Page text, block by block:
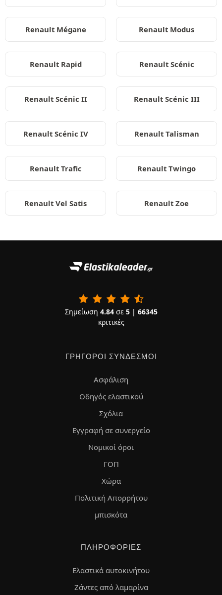
Renault Mégane Renault Modus
Renault Rapid Renault Scénic
Renault Scénic II Renault Scénic III
Renault Scénic IV Renault Talisman
Renault Trafic Renault Twingo
Renault Vel Satis Renault Zoe
Σημείωση 4.84σε 5| 66345
κριτικές
ΓΡΉΓΟΡΟΙ ΣΎΝΔΕΣΜΟΙ
Ασφάλιση
Οδηγός ελαστικού
Σχόλια
Εγγραφή σε συνεργείο
Νομικοί όροι
ΓΟΠ
Χώρα
Πολιτική Απορρήτου
μπισκότα
ΠΛΗΡΟΦΟΡΊΕΣ
Ελαστικά αυτοκινήτου
Ζάντες από λαμαρίνα